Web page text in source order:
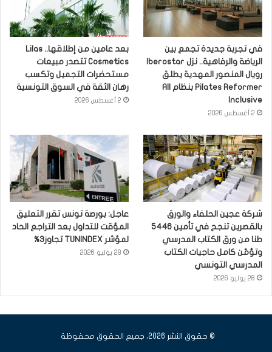
في تجربة جديدة تجمع بين
رويال المنصور المهدية يطلق
Pilates Reformer بنظام All
Inclusive
2 أغسطس 2026
بعد عامين من إطلاقها.. Lilas
Cosmetics تتصدر مبيعات
مستحضرات التجميل وتكسب
رهان الثقة في السوق التونسية
2 أغسطس 2026
شركة عجين الحلفاء والورق
بالقصرين تنجح في تأمين 5446
طنا من ورق الكتاب المدرسي
وتؤمّن كامل حاجيات الكتاب
المدرسي التونسي
28 يوليو 2026
عاجل: بورصة تونس تقرر التعليق
المؤقت للتداول بعد التراجع الحاد
لمؤشر TUNINDEX تجاوز3%
28 يوليو 2026
© حقوق النشر 2026، جميع الحقوق محفوظة